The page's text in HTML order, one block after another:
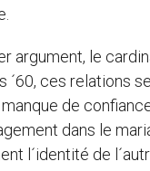
argument, le
´60, ces relations
de
dans le
l´identité de